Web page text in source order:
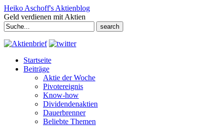
Heiko Aschoff's Aktienblog
Geld verdienen mit Aktien
Search
for:
Startseite
Beiträge
Aktie der Woche
Pivotereignis
Know-how
Dividendenaktien
Dauerbrenner
Beliebte Themen